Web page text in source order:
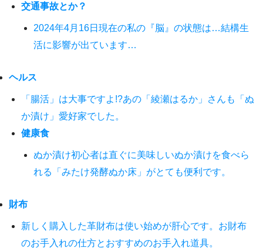
交通事故とか？
2024年4月16日現在の私の『脳』の状態は…結構生
活に影響が出ています…
ヘルス
「腸活」は大事ですよ!?あの「綾瀬はるか」さんも「ぬ
か漬け」愛好家でした。
健康食
ぬか漬け初心者は直ぐに美味しいぬか漬けを食べら
れる「みたけ発酵ぬか床」がとても便利です。
財布
新しく購入した革財布は使い始めが肝心です。お財布
のお手入れの仕方とおすすめのお手入れ道具。